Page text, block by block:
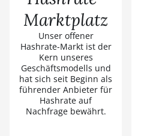
Marktplatz
Unser offener
Hashrate-Markt ist der
Kern unseres
Geschäftsmodells und
hat sich seit Beginn als
führender Anbieter für
Hashrate auf
Nachfrage bewährt.